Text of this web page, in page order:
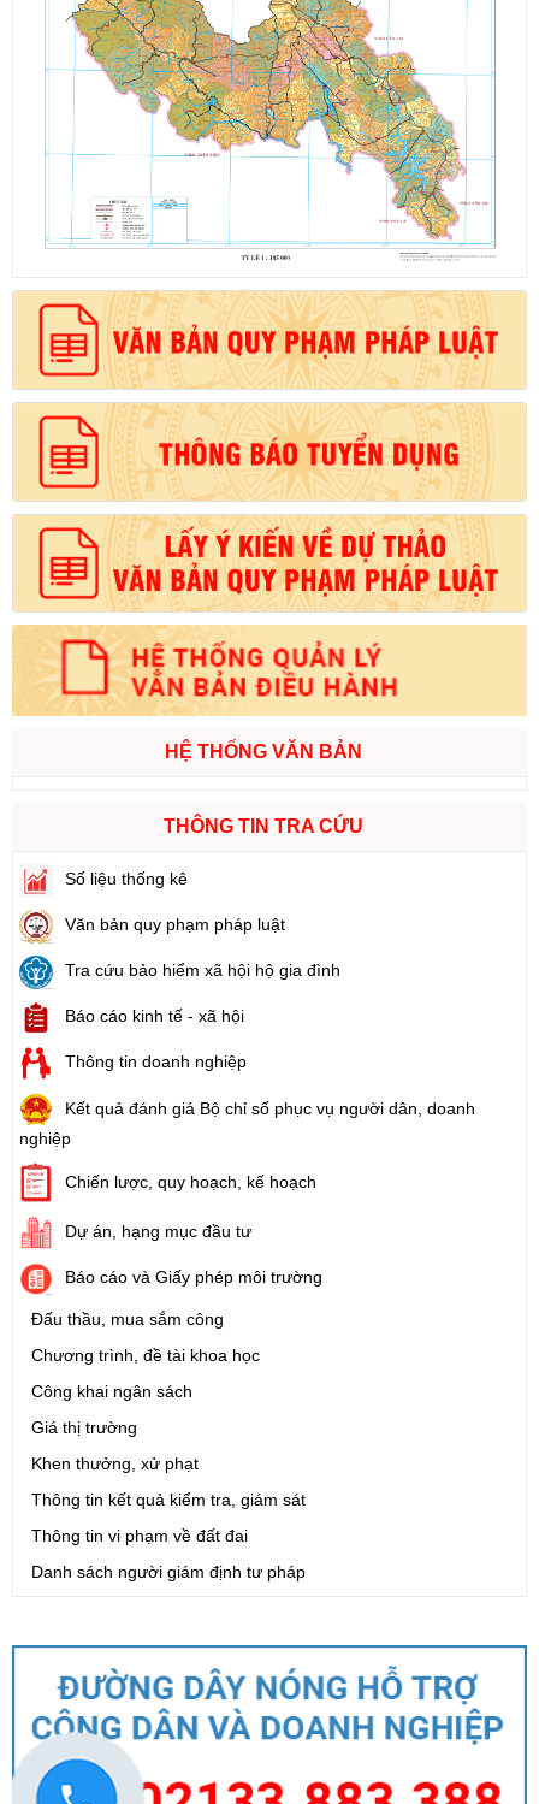
HỆ THỐNG VĂN BẢN
THÔNG TIN TRA CỨU
Số liệu thống kê
Văn bản quy phạm pháp luật
Tra cứu bảo hiểm xã hội hộ gia đình
Báo cáo kinh tế - xã hội
Thông tin doanh nghiệp
Kết quả đánh giá Bộ chỉ số phục vụ người dân, doanh
nghiệp
Chiến lược, quy hoạch, kế hoạch
Dự án, hạng mục đầu tư
Báo cáo và Giấy phép môi trường
Đấu thầu, mua sắm công
Chương trình, đề tài khoa học
Công khai ngân sách
Giá thị trường
Khen thưởng, xử phạt
Thông tin kết quả kiểm tra, giám sát
Thông tin vi phạm về đất đai
Danh sách người giám định tư pháp